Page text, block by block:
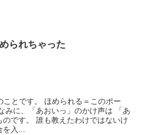
られちゃった
とです。 ほめられる＝このポー
に、「あおいっ」のかけ声は 「あ
です。 誰も教えたわけではないけ
を入...